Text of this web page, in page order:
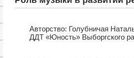
Авторcтво: Голубничая
ДДТ «Юность» Выборгского